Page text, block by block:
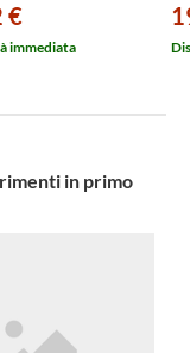
bocche filettate
1/2), portata max
€
immediata
in primo